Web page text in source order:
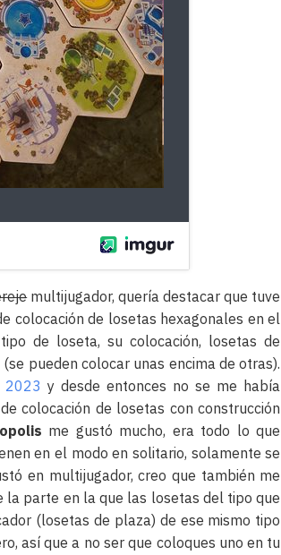
multijugador, quería destacar que tuve
colocación de losetas hexagonales en el
de loseta, su colocación, losetas de
pueden colocar unas encima de otras).
2023 y desde entonces no se me había
colocación de losetas con construcción
me gustó mucho, era todo lo que
en el modo en solitario, solamente se
en multijugador, creo que también me
la parte en la que las losetas del tipo que
(losetas de plaza) de ese mismo tipo
así que a no ser que coloques uno en tu